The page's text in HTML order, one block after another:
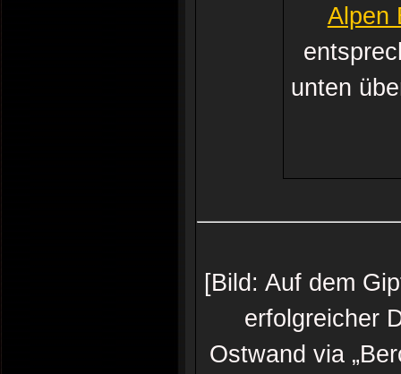
Alpen
unten
[Bild: Auf dem
erfolgreicher
Ostwand via